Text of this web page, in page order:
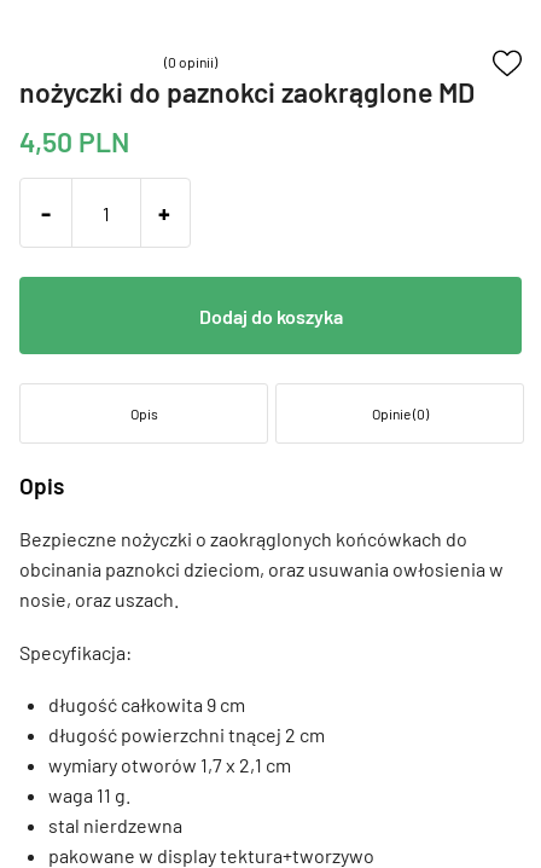
(0 opinii)
nożyczki do paznokci zaokrąglone MD
4,50 PLN
- +
Dodaj do koszyka
Opis Opinie (0)
Opis
Bezpieczne nożyczki o zaokrąglonych końcówkach do
obcinania paznokci dzieciom, oraz usuwania owłosienia w
nosie, oraz uszach.
Specyfikacja:
długość całkowita 9 cm
długość powierzchni tnącej 2 cm
wymiary otworów 1,7 x 2,1 cm
waga 11 g.
stal nierdzewna
pakowane w display tektura+tworzywo